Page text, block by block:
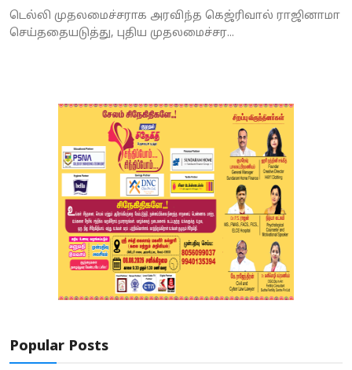
டெல்லி முதலமைச்சராக அரவிந்த கெஜ்ரிவால் ராஜினாமா
செய்ததையடுத்து, புதிய முதலமைச்சர...
Popular Posts